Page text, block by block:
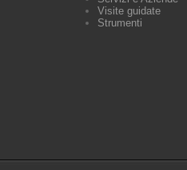
Visite guidate
Strumenti